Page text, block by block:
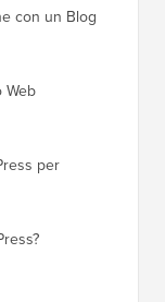
con un Blog
Web
per